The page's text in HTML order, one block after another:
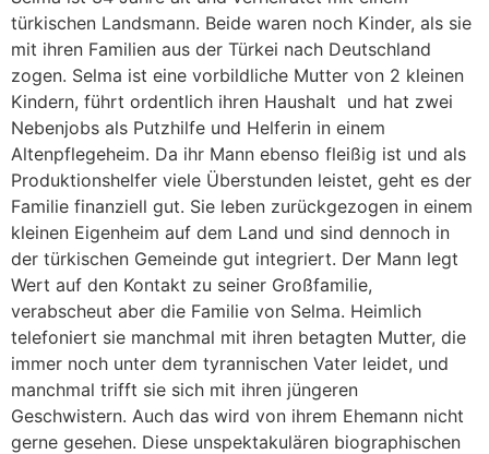
türkischen Landsmann. Beide waren noch Kinder, als sie
mit ihren Familien aus der Türkei nach Deutschland
zogen. Selma ist eine vorbildliche Mutter von 2 kleinen
Kindern, führt ordentlich ihren Haushalt und hat zwei
Nebenjobs als Putzhilfe und Helferin in einem
Altenpflegeheim. Da ihr Mann ebenso fleißig ist und als
Produktionshelfer viele Überstunden leistet, geht es der
Familie finanziell gut. Sie leben zurückgezogen in einem
kleinen Eigenheim auf dem Land und sind dennoch in
der türkischen Gemeinde gut integriert. Der Mann legt
Wert auf den Kontakt zu seiner Großfamilie,
verabscheut aber die Familie von Selma. Heimlich
telefoniert sie manchmal mit ihren betagten Mutter, die
immer noch unter dem tyrannischen Vater leidet, und
manchmal trifft sie sich mit ihren jüngeren
Geschwistern. Auch das wird von ihrem Ehemann nicht
gerne gesehen. Diese unspektakulären biographischen